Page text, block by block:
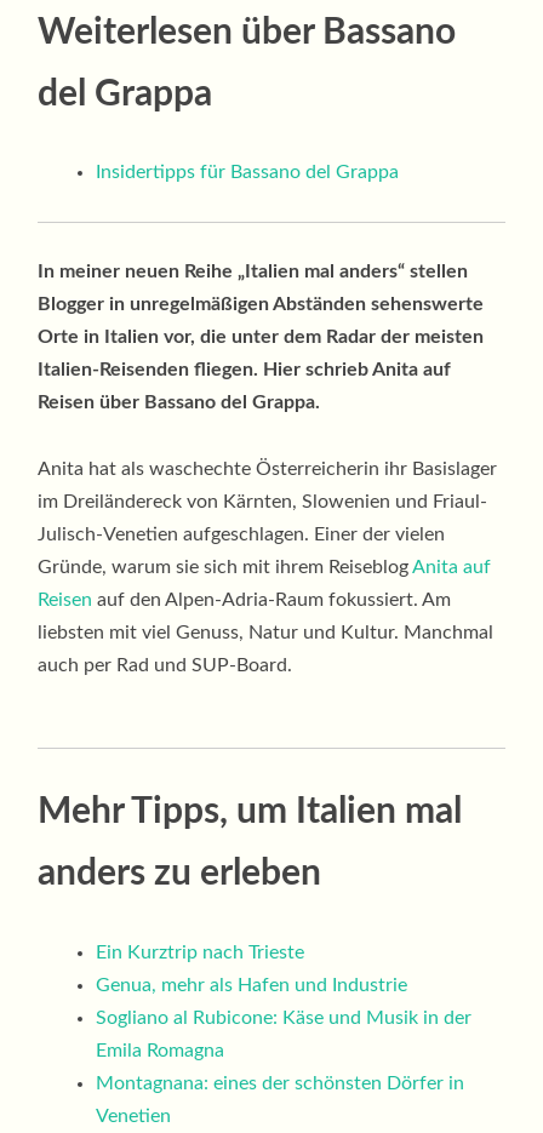
Weiterlesen über Bassano
del Grappa
Insidertipps für Bassano del Grappa
In meiner neuen Reihe „Italien mal anders“ stellen
Blogger in unregelmäßigen Abständen sehenswerte
Orte in Italien vor, die unter dem Radar der meisten
Italien-Reisenden fliegen. Hier schrieb Anita auf
Reisen über Bassano del Grappa.
Anita hat als waschechte Österreicherin ihr Basislager
im Dreiländereck von Kärnten, Slowenien und Friaul-
Julisch-Venetien aufgeschlagen. Einer der vielen
Gründe, warum sie sich mit ihrem ReiseblogAnita auf
Reisen auf den Alpen-Adria-Raum fokussiert. Am
liebsten mit viel Genuss, Natur und Kultur. Manchmal
auch per Rad und SUP-Board.
Mehr Tipps, um Italien mal
anders zu erleben
Ein Kurztrip nach Trieste
Genua, mehr als Hafen und Industrie
Sogliano al Rubicone: Käse und Musik in der
Emila Romagna
Montagnana: eines der schönsten Dörfer in
Venetien